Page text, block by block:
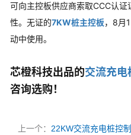
可向主控板供应商索取CCC认
性。无证的7KW桩主控板，8月
动中使用。
芯橙科技出品的交流充电
咨询选购！
上一个： 22KW交流充电桩控